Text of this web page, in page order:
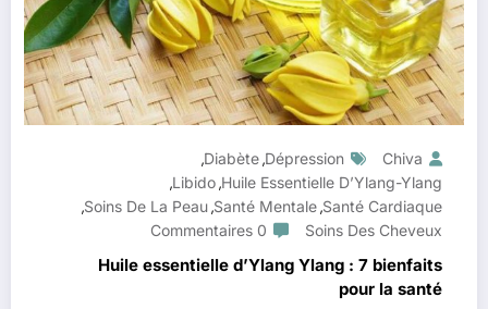
Chiva
Dépression
,
Diabète
,
Huile Essentielle D’Ylang-Ylang
,
Libido
,
Santé Cardiaque
,
Santé Mentale
,
Soins De La Peau
,
Soins Des Cheveux
0 Commentaires
Huile essentielle d’Ylang Ylang : 7 bienfaits
pour la santé